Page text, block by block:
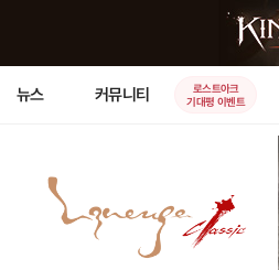
뉴스 커뮤니티
로스트아크
기대평 이벤트